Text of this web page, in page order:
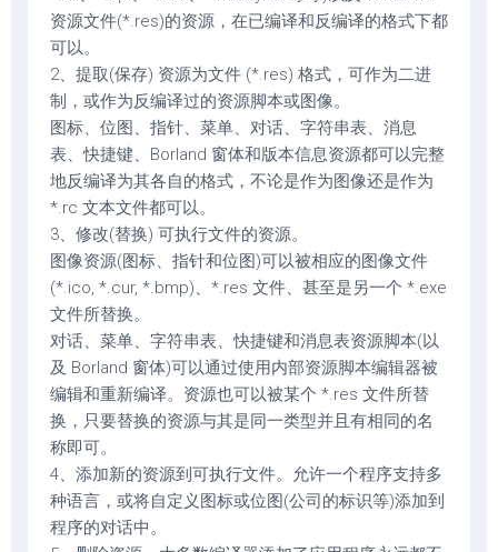
资源文件(*.res)的资源，在已编译和反编译的格式下都
可以。
2、提取(保存) 资源为文件 (*.res) 格式，可作为二进
制，或作为反编译过的资源脚本或图像。
图标、位图、指针、菜单、对话、字符串表、消息
表、快捷键、Borland 窗体和版本信息资源都可以完整
地反编译为其各自的格式，不论是作为图像还是作为
*.rc 文本文件都可以。
3、修改(替换) 可执行文件的资源。
图像资源(图标、指针和位图)可以被相应的图像文件
(*.ico, *.cur, *.bmp)、*.res 文件、甚至是另一个 *.exe
文件所替换。
对话、菜单、字符串表、快捷键和消息表资源脚本(以
及 Borland 窗体)可以通过使用内部资源脚本编辑器被
编辑和重新编译。资源也可以被某个 *.res 文件所替
换，只要替换的资源与其是同一类型并且有相同的名
称即可。
4、添加新的资源到可执行文件。允许一个程序支持多
种语言，或将自定义图标或位图(公司的标识等)添加到
程序的对话中。